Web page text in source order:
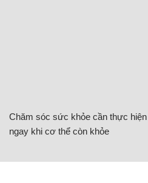
Chăm sóc sức khỏe cần thực hiện
ngay khi cơ thể còn khỏe